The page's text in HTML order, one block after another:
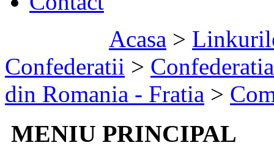
Acasa >
Confederatii >
din Romania - Fratia >
MENIU PRINCIPAL